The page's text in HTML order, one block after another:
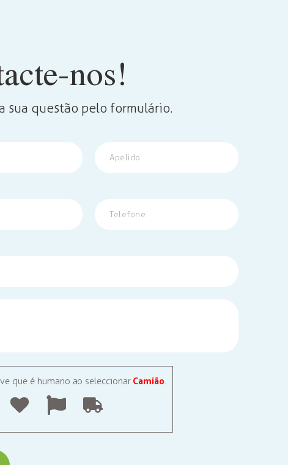
nos!
sua questão pelo formulário.
que é humano ao seleccionar Camião.